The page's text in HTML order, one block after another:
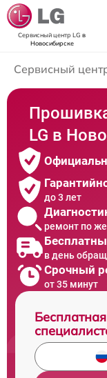
Сервисный центр LG в
Новосибирске
Сервисный
LG в
до 3 лет
ремонт по
в день
Срочный
от 35 минут